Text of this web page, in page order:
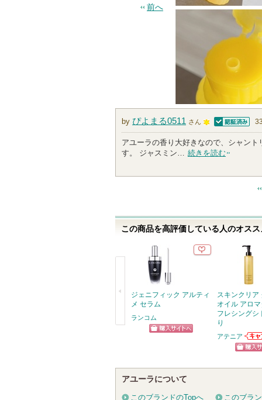
前へ
by ぴよまる0511 さん
1
0
0
メ
ン
ー
認証済
アユーラの香り大好きなので、シャン
す。 ジャスミン… 続きを読む
この商品を高評価している人のオス
ジェニフィック アルティ
メ セラム
ランコム
スキンクリア
オイル アロマ
フレシングシ
り
アテニア
アテ
お知
アユーラについて
このブランドのTopへ このブラ